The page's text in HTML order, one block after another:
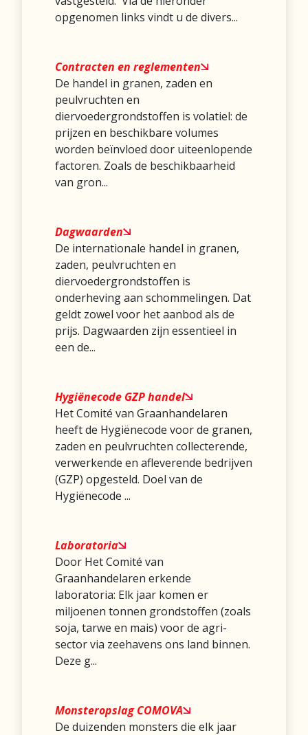
opgenomen links vindt u de divers...
Contracten en reglementen
De handel in granen, zaden en
peulvruchten en
diervoedergrondstoffen is volatiel: de
prijzen en beschikbare volumes
worden beïnvloed door uiteenlopende
factoren. Zoals de beschikbaarheid
van gron...
Dagwaarden
De internationale handel in granen,
zaden, peulvruchten en
diervoedergrondstoffen is
onderheving aan schommelingen. Dat
geldt zowel voor het aanbod als de
prijs. Dagwaarden zijn essentieel in
een de...
Hygiënecode GZP handel
Het Comité van Graanhandelaren
heeft de Hygiënecode voor de granen,
zaden en peulvruchten collecterende,
verwerkende en afleverende bedrijven
(GZP) opgesteld. Doel van de
Hygiënecode ...
Laboratoria
Door Het Comité van
Graanhandelaren erkende
laboratoria: Elk jaar komen er
miljoenen tonnen grondstoffen (zoals
soja, tarwe en mais) voor de agri-
sector via zeehavens ons land binnen.
Deze g...
Monsteropslag COMOVA
De duizenden monsters die elk jaar